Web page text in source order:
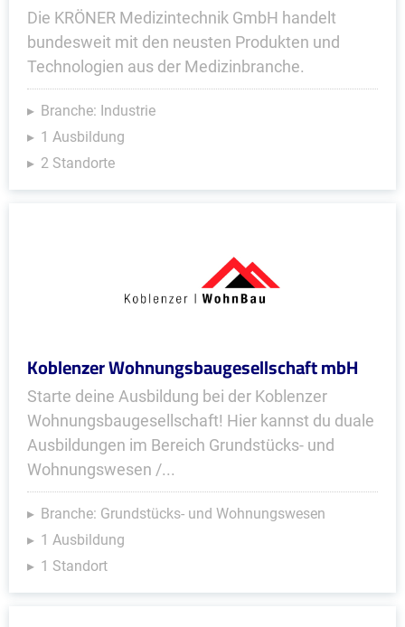
Die KRÖNER Medizintechnik GmbH handelt
bundesweit mit den neusten Produkten und
Technologien aus der Medizinbranche.
Branche: Industrie
1 Ausbildung
2 Standorte
Koblenzer Wohnungsbaugesellschaft mbH
Starte deine Ausbildung bei der Koblenzer
Wohnungsbaugesellschaft! Hier kannst du duale
Ausbildungen im Bereich Grundstücks- und
Wohnungswesen /...
Branche: Grundstücks- und Wohnungswesen
1 Ausbildung
1 Standort